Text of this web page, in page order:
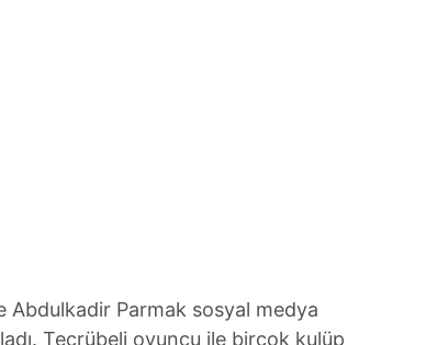
Parmak sosyal medya
Tecrübeli oyuncu ile birçok kulüp